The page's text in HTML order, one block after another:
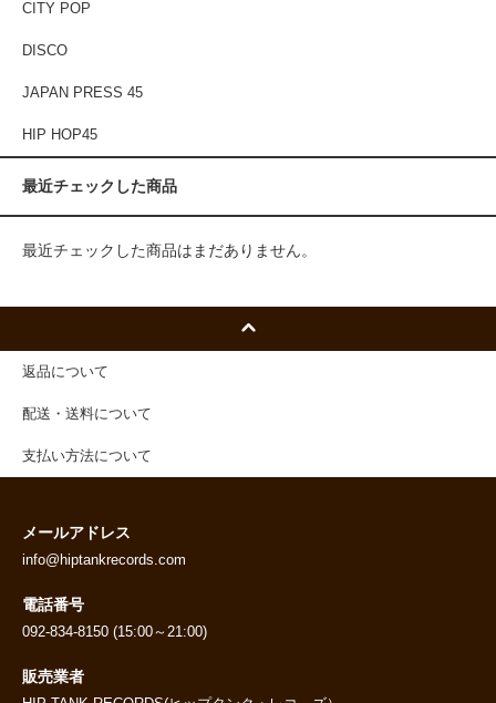
CITY POP
DISCO
JAPAN PRESS 45
HIP HOP45
最近チェックした商品
最近チェックした商品はまだありません。
返品について
配送・送料について
支払い方法について
メールアドレス
info@hiptankrecords.com
電話番号
092-834-8150 (15:00～21:00)
販売業者